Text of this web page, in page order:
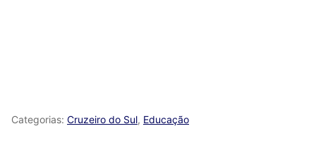
Categorias: Cruzeiro do Sul, Educação